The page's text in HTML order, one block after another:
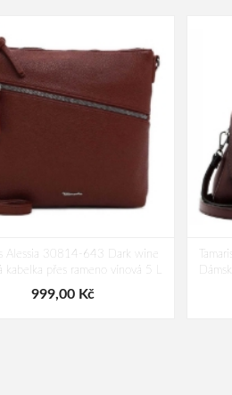
Alessia 30814-643 Dark wine
kabelka přes rameno vínová 5 L
999,00 Kč